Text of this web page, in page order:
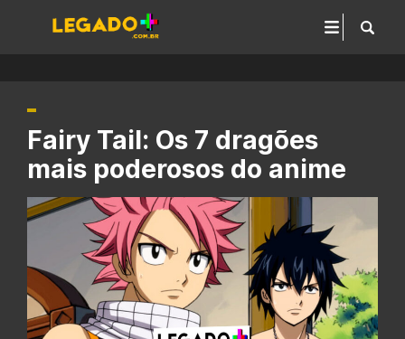
Fairy Tail: Os 7 dragões
mais poderosos do anime